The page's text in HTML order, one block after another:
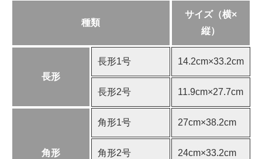
種類
サイズ（横×
縦）
長形
長形1号 14.2cm×33.2cm
長形2号 11.9cm×27.7cm
角形
角形1号 27cm×38.2cm
角形2号 24cm×33.2cm